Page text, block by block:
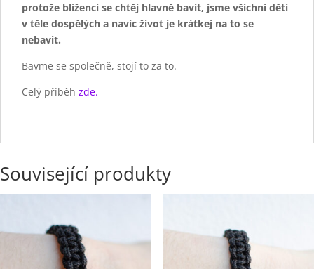
protože blíženci se chtěj hlavně bavit, jsme všichni děti
v těle dospělých a navíc život je krátkej na to se
nebavit.
Bavme se společně, stojí to za to.
Celý příběh zde.
Související produkty